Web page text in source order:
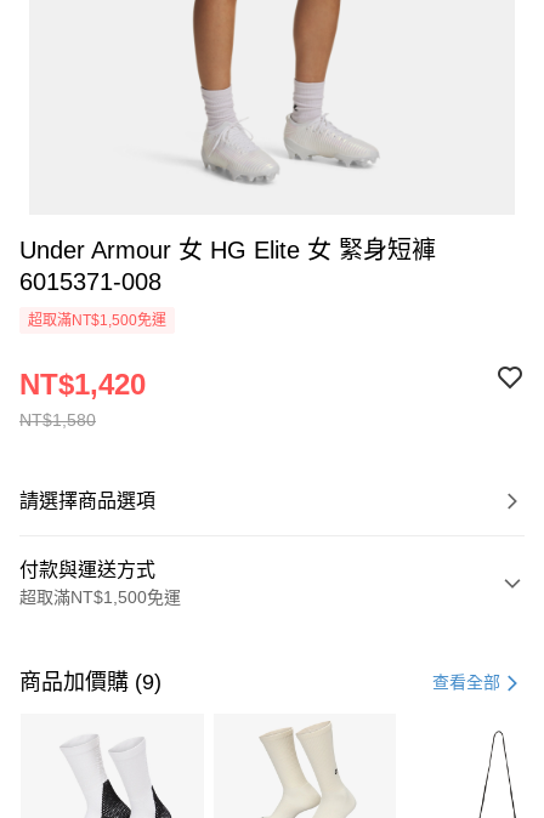
Under Armour 女 HG Elite 女 緊身短褲
6015371-008
超取滿NT$1,500免運
NT$1,580
NT$1,420
請選擇商品選項
付款與運送方式
超取滿NT$1,500免運
信用卡一次付款
3 期 0 利率 每期 21家銀行
合作金庫商業銀行
第一商業銀行
商品加價購 (9) 查看全部